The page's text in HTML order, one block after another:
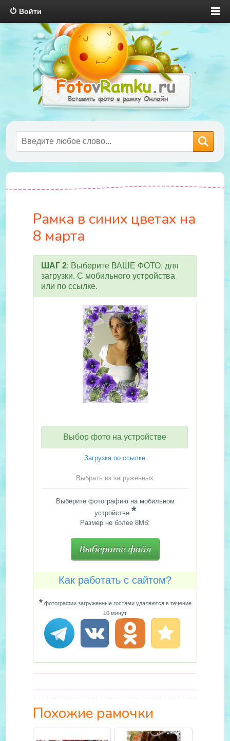
Войти
Рамка в синих цветах на
8 марта
ШАГ 2: Выберите ВАШЕ ФОТО, для
загрузки. С мобильного устройства
или по ссылке.
Выбор фото на устройстве
Загрузка по ссылке
Выбрать из загруженных
Выберите фотографию на мобильном
устройстве.*
Размер не более 8Мб:
Как работать с сайтом?
*фотографии загруженные гостями удаляются в течение
10 минут
Похожие рамочки